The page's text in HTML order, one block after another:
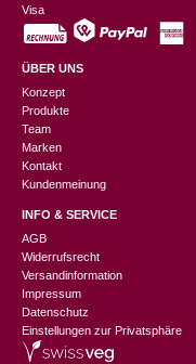
Visa
ÜBER UNS
Konzept
Produkte
Team
Marken
Kontakt
Kundenmeinung
INFO & SERVICE
AGB
Widerrufsrecht
Versandinformation
Impressum
Datenschutz
Einstellungen zur Privatsphäre